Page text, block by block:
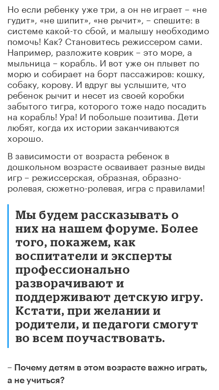
Но если ребенку уже три, а он не играет – «не
гудит», «не шипит», «не рычит», – спешите: в
системе какой-то сбой, и малышу необходимо
помочь! Как? Становитесь режиссером сами.
Например, разложите коврик – это море, а
мыльница – корабль. И вот уже он плывет по
морю и собирает на борт пассажиров: кошку,
собаку, корову. И вдруг вы услышите, что
ребенок рычит и несет из своей коробки
забытого тигра, которого тоже надо посадить
на корабль! Ура! И побольше позитива. Дети
любят, когда их истории заканчиваются
хорошо.
В зависимости от возраста ребенок в
дошкольном возрасте осваивает разные виды
игр – режиссерская, образная, образно-
ролевая, сюжетно-ролевая, игра с правилами!
Мы будем рассказывать о
них на нашем форуме. Более
того, покажем, как
воспитатели и эксперты
профессионально
разворачивают и
поддерживают детскую игру.
Кстати, при желании и
родители, и педагоги смогут
во всем поучаствовать.
– Почему детям в этом возрасте важно играть,
а не учиться?